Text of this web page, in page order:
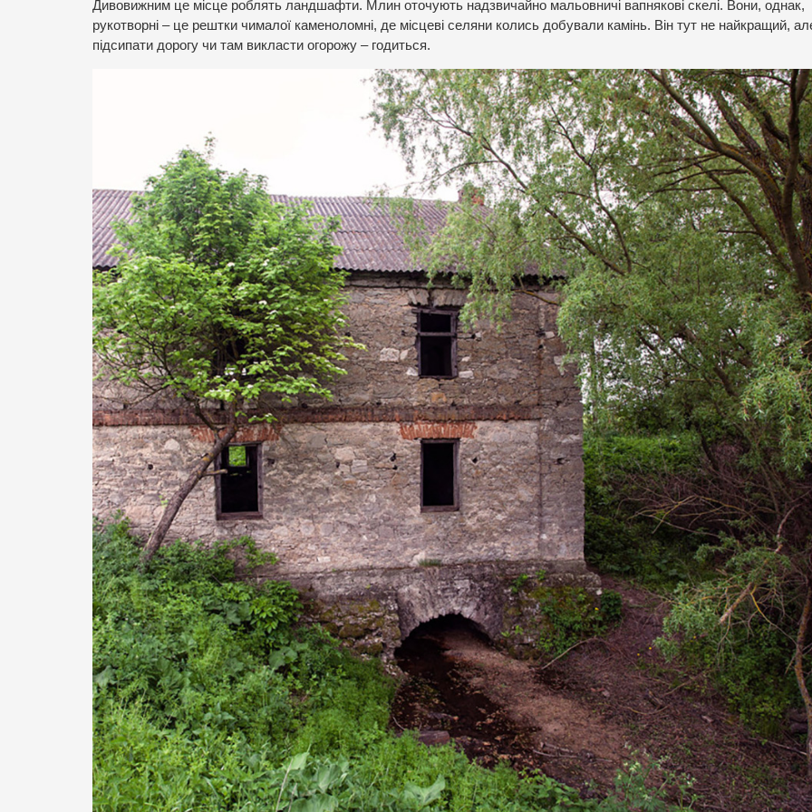
Дивовижним це місце роблять ландшафти. Млин оточують надзвичайно мальовничі вапнякові скелі. Вони, однак,
рукотворні – це рештки чималої каменоломні, де місцеві селяни колись добували камінь. Він тут не найкращий,
підсипати дорогу чи там викласти огорожу – годиться.